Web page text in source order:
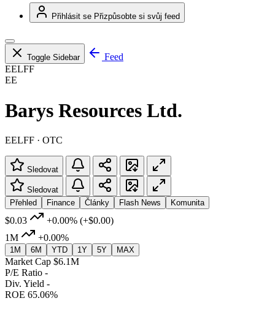
Přihlásit se Přizpůsobte si svůj feed
Toggle Sidebar
Feed
EELFF
EE
Barys Resources Ltd.
EELFF · OTC
Sledovat
Sledovat
Přehled
Finance Články Flash News Komunita
$0.03 +0.00% (+$0.00)
1M
+0.00%
1M 6M YTD 1Y 5Y MAX
Market Cap $6.1M
P/E Ratio -
Div. Yield -
ROE 65.06%